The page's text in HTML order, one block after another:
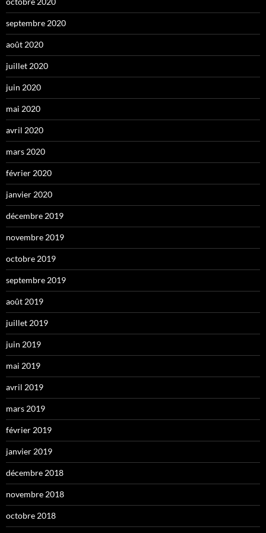
septembre 2020
août 2020
juillet 2020
juin 2020
mai 2020
avril 2020
mars 2020
février 2020
janvier 2020
décembre 2019
novembre 2019
octobre 2019
septembre 2019
août 2019
juillet 2019
juin 2019
mai 2019
avril 2019
mars 2019
février 2019
janvier 2019
décembre 2018
novembre 2018
octobre 2018